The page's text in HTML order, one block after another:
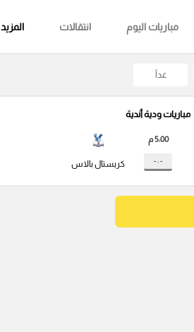
مباريات اليوم انتقالات المزيد
غداً
مباريات ودية أندية
5:00 م
- : - كريستال بالاس